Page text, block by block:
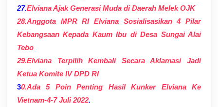
27.Elviana Ajak Generasi Muda di Daerah Melek OJK
28.Anggota MPR RI Elviana Sosialisasikan 4 Pilar
Kebangsaan Kepada Kaum Ibu di Desa Sungai Alai
Tebo
29.Elviana Terpilih Kembali Secara Aklamasi Jadi
Ketua Komite IV DPD RI
30.Ada 5 Poin Penting Hasil Kunker Elviana Ke
Vietnam-4-7 Juli 2022.